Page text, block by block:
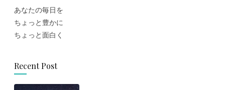
あなたの毎日を
ちょっと豊かに
ちょっと面白く
Recent Post